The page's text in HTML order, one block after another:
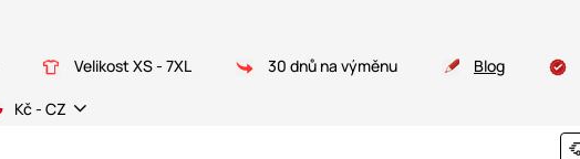
Velikost XS - 7XL 30 dnů na výměnu Blog
Kč - CZ